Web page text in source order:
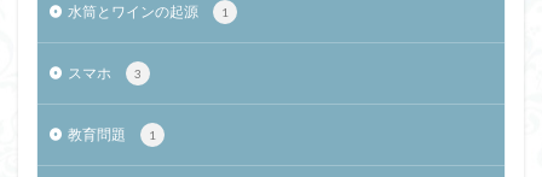
水筒とワインの起源 1
スマホ 3
教育問題 1